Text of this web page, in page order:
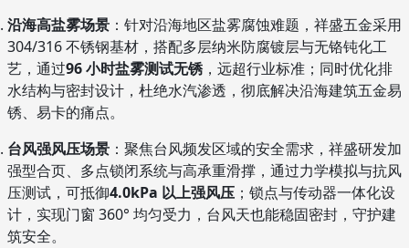
沿海高盐雾场景 ：针对沿海地区盐雾腐蚀难题，祥盛五金采用
304/316 不锈钢基材，搭配多层纳米防腐镀层与无铬钝化工
艺，通过96 小时盐雾测试无锈 ，远超行业标准；同时优化排
水结构与密封设计，杜绝水汽渗透，彻底解决沿海建筑五金易
锈、易卡的痛点。
台风强风压场景 ：聚焦台风频发区域的安全需求，祥盛研发加
强型合页、多点锁闭系统与高承重滑撑，通过力学模拟与抗风
压测试，可抵御4.0kPa 以上强风压 ；锁点与传动器一体化设
计，实现门窗 360° 均匀受力，台风天也能稳固密封，守护建
筑安全。